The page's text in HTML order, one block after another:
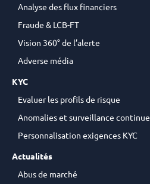
Analyse des flux financiers
Fraude & LCB-FT
Vision 360° de l’alerte
Adverse média
KYC
Evaluer les profils de risque
Anomalies et surveillance continue
Personnalisation exigences KYC
Actualités
Abus de marché